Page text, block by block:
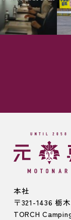
本社
〒321-1436 栃
TORCH